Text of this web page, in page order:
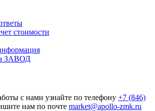
стоимости
ЗАВОД
с нами узнайте по телефону +7 (846)
нам по почте market@apollo-zmk.ru